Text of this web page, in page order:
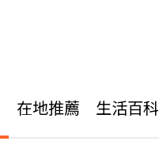
在地推薦 生活百科